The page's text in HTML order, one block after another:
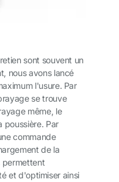
sont souvent un
nous avons lancé
l'usure. Par
se trouve
même, le
poussière. Par
commande
de la
permettent
et d'optimiser ainsi